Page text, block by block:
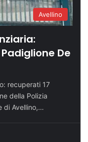
Avellino
De
recuperati 17
della Polizia
di Avellino,…